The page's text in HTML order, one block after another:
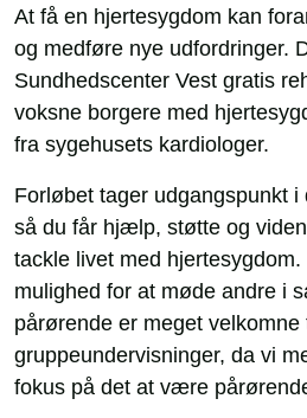
At få en hjertesygdom kan
og medføre nye udfordringer.
Sundhedscenter Vest gratis
voksne borgere med
fra sygehusets kardiologer.
Forløbet tager udgangspunkt i
så du får hjælp, støtte og
tackle livet med
mulighed for at møde andre i
pårørende er meget
gruppeundervisninger, da vi
fokus på det at være